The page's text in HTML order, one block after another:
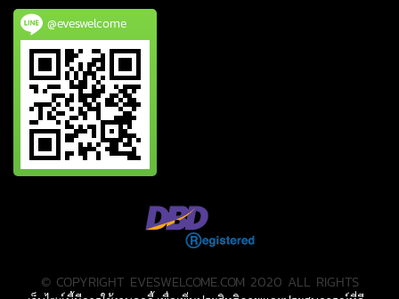
@eveswelcome
© COPYRIGHT EVESWELCOME.COM 2020 ALL RIGHTS